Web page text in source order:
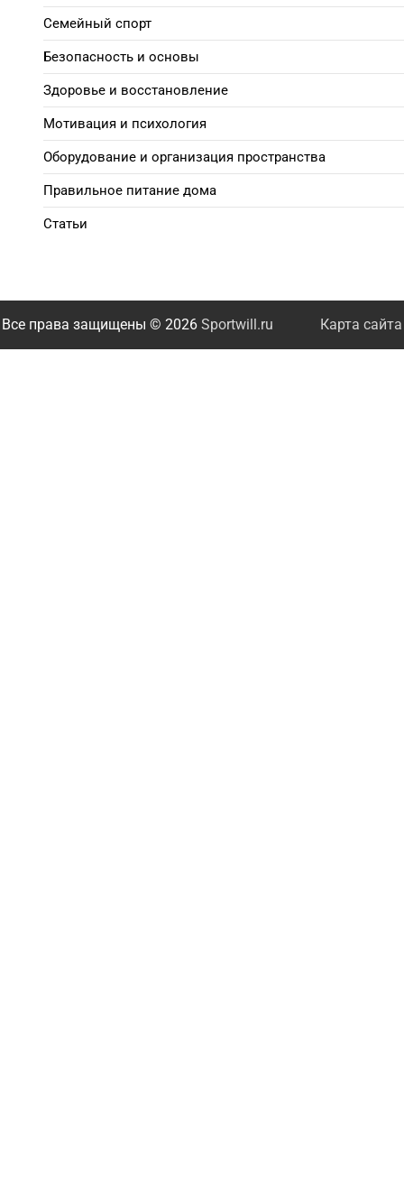
Семейный спорт
Безопасность и основы
Здоровье и восстановление
Мотивация и психология
Оборудование и организация пространства
Правильное питание дома
Статьи
Все права защищены © 2026 Sportwill.ru Карта сайта